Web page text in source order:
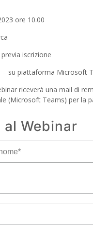
ore 10.00
iscrizione
– su piattaforma Microsoft
riceverà una mail di
(Microsoft Teams) per la
Webinar